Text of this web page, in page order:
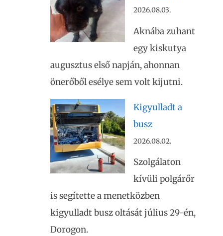
2026.08.03.
Aknába zuhant
egy kiskutya
augusztus első napján, ahonnan
önerőből esélye sem volt kijutni.
Kigyulladt a
busz
2026.08.02.
Szolgálaton
kívüli polgárőr
is segítette a menetközben
kigyulladt busz oltását július 29-én,
Dorogon.